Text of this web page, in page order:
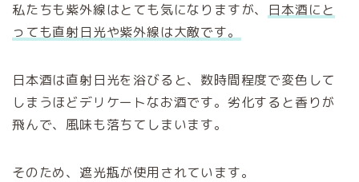
私たちも紫外線はとても気になりますが、 日本酒にと
っても直射日光や紫外線は大敵です。
日本酒は直射日光を浴びると、数時間程度で変色して
しまうほどデリケートなお酒です。劣化すると香りが
飛んで、風味も落ちてしまいます。
そのため、遮光瓶が使用されています。